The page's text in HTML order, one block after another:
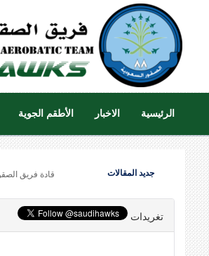
الرئيسية الاخبار الأطقم الجوية
جديد المقالات قادة فريق
تغريدات